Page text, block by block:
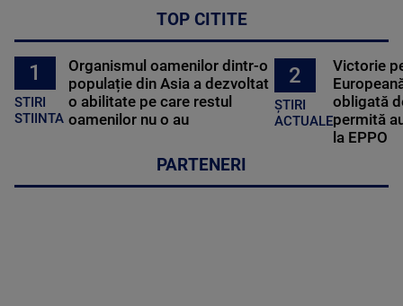
TOP CITITE
1
STIRI
STIINTA
Organismul oamenilor dintr-o
populație din Asia a dezvoltat
o abilitate pe care restul
oamenilor nu o au
2
ȘTIRI
ACTUALE
Victorie
obligată
permită
la EPPO
PARTENERI